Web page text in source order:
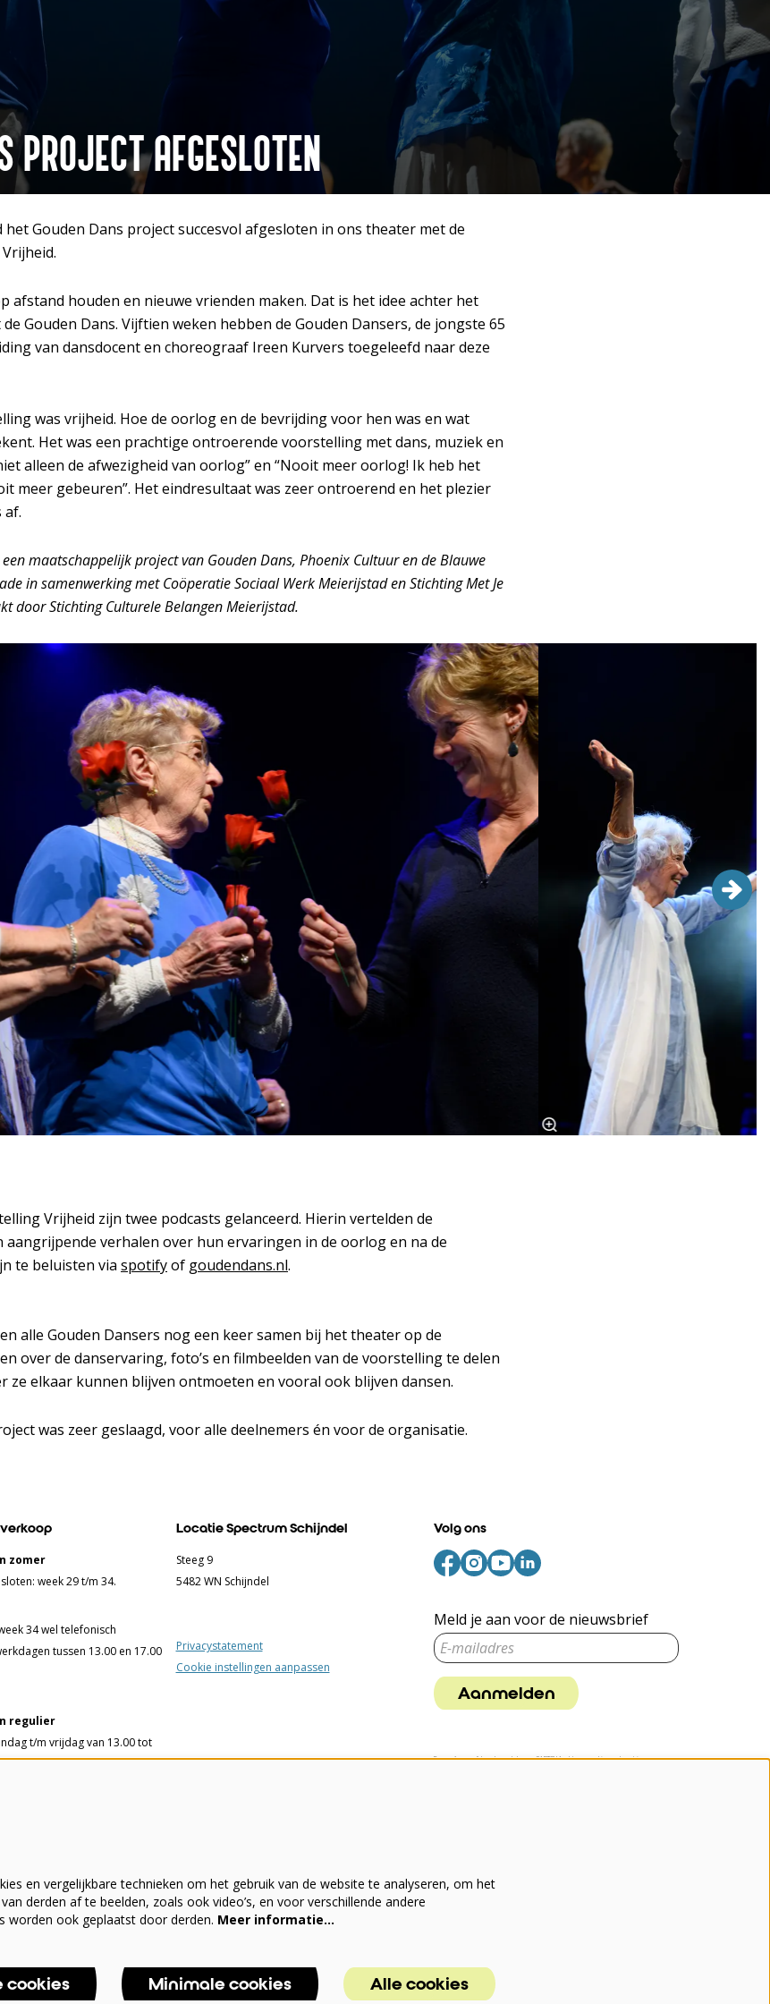
PROJECT AFGESLOTEN
Gouden Dans project succesvol afgesloten in ons theater met de
afstand houden en nieuwe vrienden maken. Dat is het idee achter het
Gouden Dans. Vijftien weken hebben de Gouden Dansers, de jongste 65
van dansdocent en choreograaf Ireen Kurvers toegeleefd naar deze
was vrijheid. Hoe de oorlog en de bevrijding voor hen was en wat
Het was een prachtige ontroerende voorstelling met dans, muziek en
alleen de afwezigheid van oorlog” en “Nooit meer oorlog! Ik heb het
meer gebeuren”. Het eindresultaat was zeer ontroerend en het plezier
af.
maatschappelijk project van Gouden Dans, Phoenix Cultuur en de Blauwe
in samenwerking met Coöperatie Sociaal Werk Meierijstad en Stichting Met Je
door Stichting Culturele Belangen Meierijstad.
Vrijheid zijn twee podcasts gelanceerd. Hierin vertelden de
aangrijpende verhalen over hun ervaringen in de oorlog en na de
te beluisten via spotifyof goudendans.nl.
alle Gouden Dansers nog een keer samen bij het theater op de
over de danservaring, foto’s en filmbeelden van de voorstelling te delen
ze elkaar kunnen blijven ontmoeten en vooral ook blijven dansen.
was zeer geslaagd, voor alle deelnemers én voor de organisatie.
zomer
week 29 t/m 34.
34 wel telefonisch
tussen 13.00 en 17.00
regulier
t/m vrijdag van 13.00 tot
t/m vrijdag van 13.00
minuten voorafgaand aan
film.
Locatie Spectrum Schijndel
Steeg 9
5482 WN Schijndel
Privacystatement
Cookie instellingen aanpassen
Volg ons
Meld je aan voor de nieuwsbrief
Aanmelden
Deze site wordt beschermd door reCAPTCHA, dataverwerking gebeurt in
en vergelijkbare technieken om het gebruik van de website te analyseren, om het
derden af te beelden, zoals ook video’s, en voor verschillende andere
worden ook geplaatst door derden. Meer informatie…
cookies Minimale cookies Alle cookies